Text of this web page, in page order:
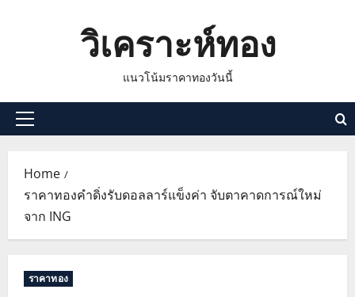
วิเคราะห์ทอง
แนวโน้มราคาทองวันนี้
Primary
Home
ราคาทองคำดิ่งรับดอลลาร์แข็งค่า จับตาคาดการณ์ใหม่
จาก ING
ราคาทอง